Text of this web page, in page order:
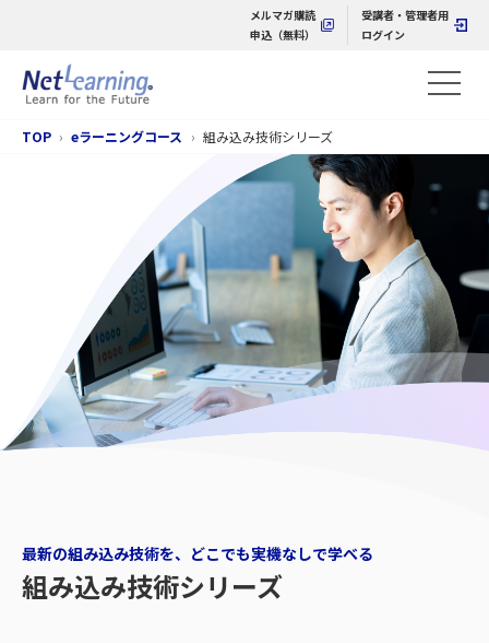
メルマガ購読
申込（無料）
受講者・管理者用
ログイン
TOP eラーニングコース 組み込み技術シリーズ
最新の組み込み技術を、どこでも実機なしで学べる
組み込み技術シリーズ